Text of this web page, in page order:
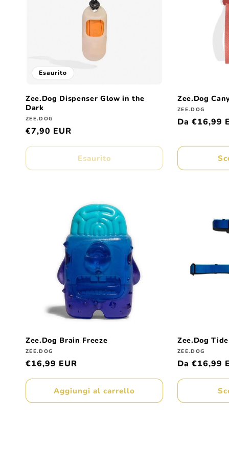
Esaurito
Zee.Dog Dispenser Glow in the
Dark
Produttore:
ZEE.DOG
Prezzo
di
€7,90 EUR
Esaurito
Zee.Dog
Produttore:
ZEE.DOG
Prezzo
listino
Da €16,99
Zee.Dog Brain Freeze
Produttore:
ZEE.DOG
Prezzo
di
€16,99 EUR
Aggiungi al carrello
Zee.Dog
Produttore:
ZEE.DOG
Prezzo
di
Da €16,99